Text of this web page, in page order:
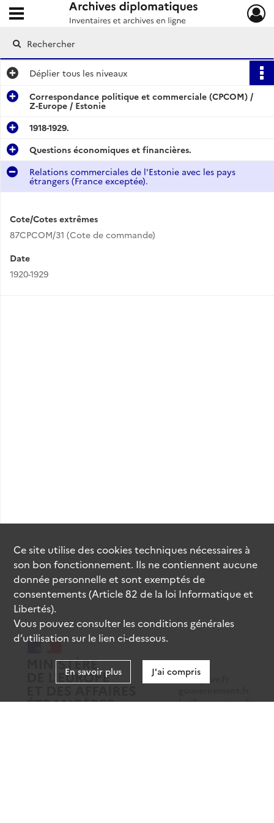
Archives diplomatiques
Ouvrir le menu déroulant
Déplier tous les niveaux
Correspondance politique et commerciale (CPCOM) /
Z-Europe / Estonie
1918-1929.
Questions économiques et financières.
Relations commerciales de l'Estonie avec les pays
étrangers (France exceptée).
Cote/Cotes extrêmes
87CPCOM/31 (Cote de commande)
Date
1920-1929
data.gouv.fr
legifrance.gouv.fr
Ce site utilise descookiestechniques nécessaires à
son bon fonctionnement. Ils ne contiennent aucune
donnée personnelle et sont exemptés de
consentements (Article 82 de la loi Informatique et
Libertés).
Vous pouvez consulter les conditions générales
d’utilisation sur le lien ci-dessous.
En savoir plus J'ai compris